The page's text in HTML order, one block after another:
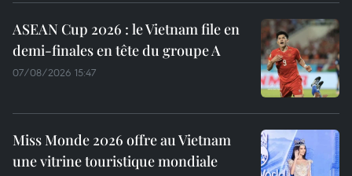
ASEAN Cup 2026 : le Vietnam file en
demi-finales en tête du groupe A
07/08/2026 15:47
Miss Monde 2026 offre au Vietnam
une vitrine touristique mondiale